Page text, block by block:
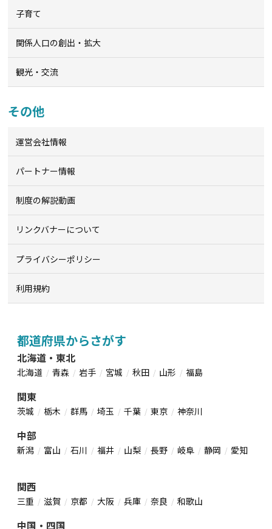
子育て
関係人口の創出・拡大
観光・交流
その他
運営会社情報
パートナー情報
制度の解説動画
リンクバナーについて
プライバシーポリシー
利用規約
都道府県からさがす
北海道・東北
北海道 青森 岩手 宮城 秋田 山形 福島
関東
茨城 栃木 群馬 埼玉 千葉 東京 神奈川
中部
新潟 富山 石川 福井 山梨 長野 岐阜 静岡 愛知
関西
三重 滋賀 京都 大阪 兵庫 奈良 和歌山
中国・四国